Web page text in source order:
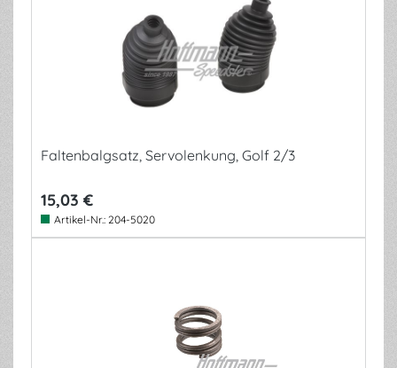
Faltenbalgsatz, Servolenkung, Golf 2/3
15,03 €
Artikel-Nr.: 204-5020